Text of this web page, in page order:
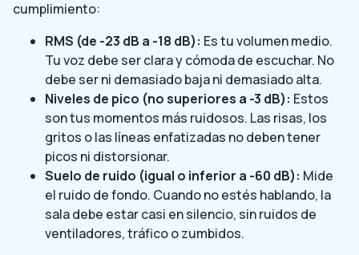
cumplimiento:
RMS (de -23 dB a -18 dB): Es tu volumen medio.
Tu voz debe ser clara y cómoda de escuchar. No
debe ser ni demasiado baja ni demasiado alta.
Niveles de pico (no superiores a -3 dB): Estos
son tus momentos más ruidosos. Las risas, los
gritos o las líneas enfatizadas no deben tener
picos ni distorsionar.
Suelo de ruido (igual o inferior a -60 dB): Mide
el ruido de fondo. Cuando no estés hablando, la
sala debe estar casi en silencio, sin ruidos de
ventiladores, tráfico o zumbidos.